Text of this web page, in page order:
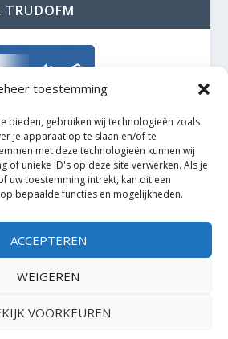
toestemming
bieden, gebruiken wij technologieën zoals
je apparaat op te slaan en/of te
met deze technologieën kunnen wij
of unieke ID's op deze site verwerken. Als je
uw toestemming intrekt, kan dit een
bepaalde functies en mogelijkheden.
ACCEPTEREN
WEIGEREN
VOORKEUREN
TRUDOFM
TrudoFM
Themes| Mogelijk gemaakt door